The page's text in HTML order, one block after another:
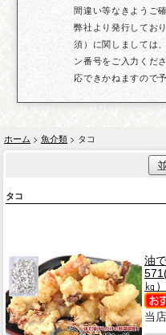
間違い等なきようご
弊社より発行してお
須）に関しましては
ン番号をご入力くだ
応できかねますので
ホーム > 魚介類 > タコ
タコ
油
㎏）
当